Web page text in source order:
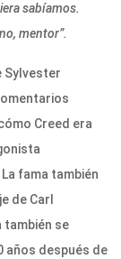
sabíamos.
mentor”.
Sylvester
Creed era
La fama también
de Carl
también se
años después de